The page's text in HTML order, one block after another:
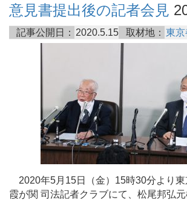
意見書提出後の記者会見
記事公開日： 2020.5.15 取材地： 東京
2020年5月15日（金）15時30分より東
霞が関 司法記者クラブにて、松尾邦弘